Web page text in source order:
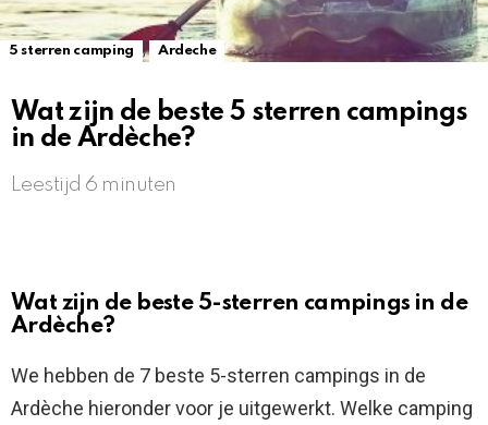
5 sterren camping , Ardeche
Wat zijn de beste 5 sterren campings
in de Ardèche?
Leestijd 6 minuten
Wat zijn de beste 5-sterren campings in de
Ardèche?
We hebben de 7 beste 5-sterren campings in de
Ardèche hieronder voor je uitgewerkt. Welke camping